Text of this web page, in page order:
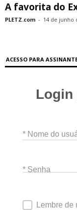
A favorita do
PLETZ.com - 14 de junho
ACESSO PARA
Login
* Nome do
* Senha
Lembre de